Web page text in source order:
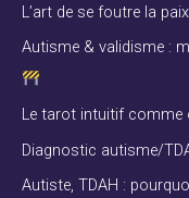
h
e
r
L’art de se foutre la paix
Autisme & validisme :
Le tarot intuitif comme
Diagnostic autisme/
Autiste, TDAH :